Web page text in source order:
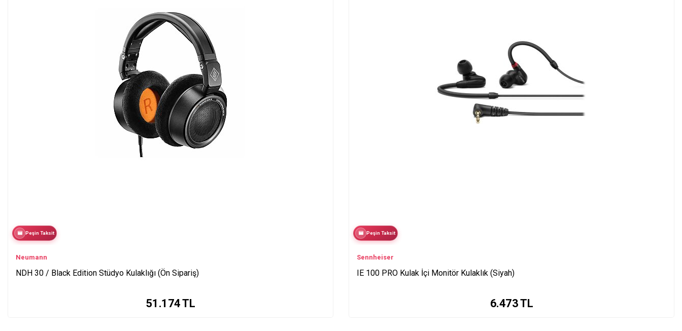
Peşin Taksit
Neumann
NDH 30 / Black Edition Stüdyo Kulaklığı (Ön Sipariş)
51.174TL
Peşin Taksit
Sennheiser
IE 100 PRO Kulak İçi Monitör Kulaklık (Siyah)
6.473TL